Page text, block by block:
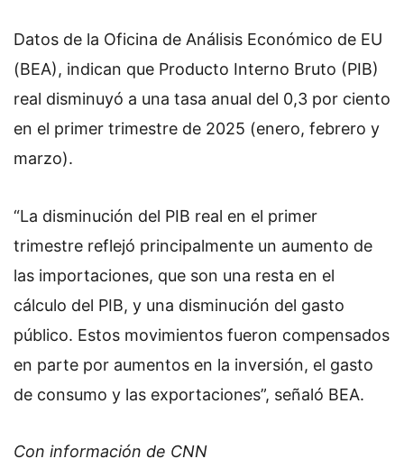
Datos de la Oficina de Análisis Económico de EU
(BEA), indican que Producto Interno Bruto (PIB)
real disminuyó a una tasa anual del 0,3 por ciento
en el primer trimestre de 2025 (enero, febrero y
marzo).
“La disminución del PIB real en el primer
trimestre reflejó principalmente un aumento de
las importaciones, que son una resta en el
cálculo del PIB, y una disminución del gasto
público. Estos movimientos fueron compensados
​​en parte por aumentos en la inversión, el gasto
de consumo y las exportaciones”, señaló BEA.
Con información de CNN